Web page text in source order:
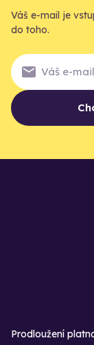
Váš e-mail je
do toho.
Prodloužení